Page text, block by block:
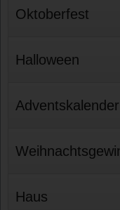
Oktoberfest
Halloween
Adventskalender
Haus